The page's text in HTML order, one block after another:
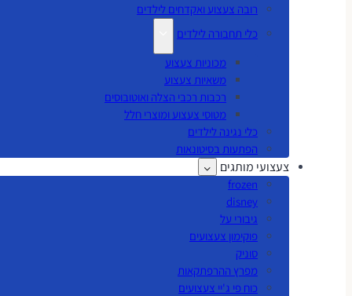
רובה צעצוע ואקדחים לילדים
כלי תחבורה לילדים
מכוניות צעצוע
משאיות צעצוע
רכבות רכבי הצלה ואוטובוסים
מטוסי צעצוע ומוצרי חלל
כלי נגינה לילדים
הפתעות בסיטונאות
צעצועי מותגים
frozen
disney
גיבורי על
פוקימון צעצועים
סוניק
מפרץ ההרפתקאות
כוח פי ג'יי צעצועים